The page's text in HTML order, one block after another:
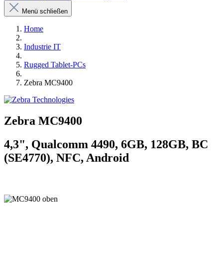
Menü schließen
Home
Industrie IT
Rugged Tablet-PCs
Zebra MC9400
Zebra MC9400
4,3", Qualcomm 4490, 6GB, 128GB, BC
(SE4770), NFC, Android